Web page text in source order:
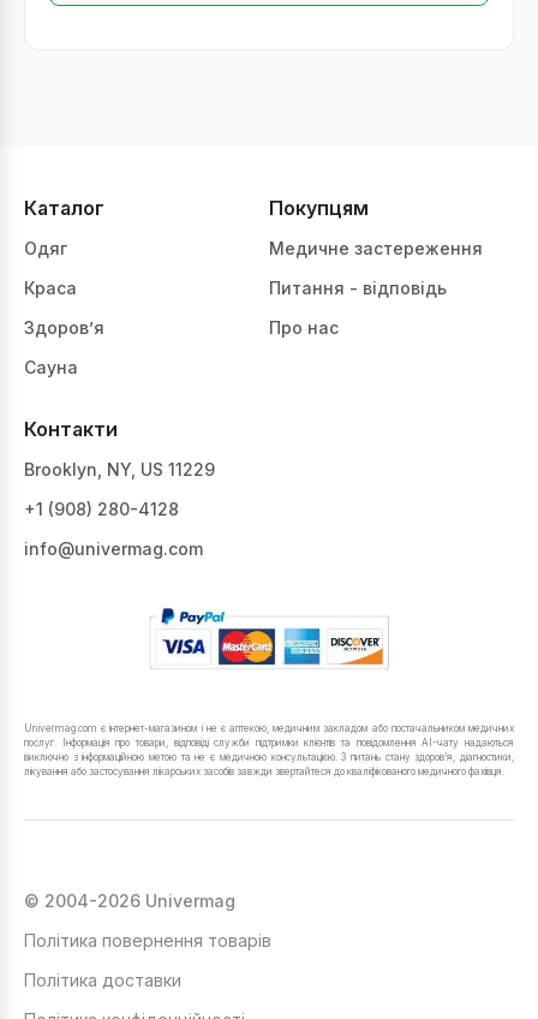
Каталог
Одяг
Краса
Здоров’я
Сауна
Покупцям
Медичне застереження
Питання - відповідь
Про нас
Контакти
Brooklyn, NY, US 11229
+1 ‪(908) 280-4128‬
info@univermag.com
Univermag.com є інтернет-магазином і не є аптекою, медичним закладом або постачальником медичних
послуг. Інформація про товари, відповіді служби підтримки клієнтів та повідомлення AI-чату надаються
виключно з інформаційною метою та не є медичною консультацією. З питань стану здоров’я, діагностики,
лікування або застосування лікарських засобів завжди звертайтеся до кваліфікованого медичного фахівця.
© 2004-2026 Univermag
Політика повернення товарів
Політика доставки